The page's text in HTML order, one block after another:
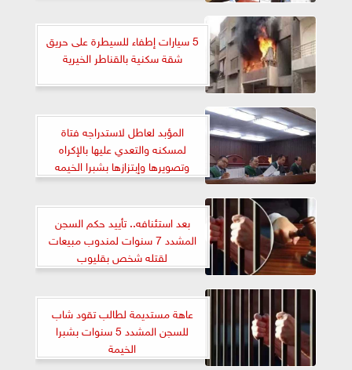
5 سيارات إطفاء للسيطرة على حريق
شقة سكنية بالقناطر الخيرية
المؤبد لعاطل لاستدراجه فتاة
لمسكنه والتعدي عليها بالإكراه
وتصويرها وإبتزازها بشبرا الخيمه
بعد استئنافه.. تأييد حكم السجن
المشدد 7 سنوات لمندوب مبيعات
لقتله شخص بقليوب
عاهة مستديمة لطالب تقود شاب
للسجن المشدد 5 سنوات بشبرا
الخيمة